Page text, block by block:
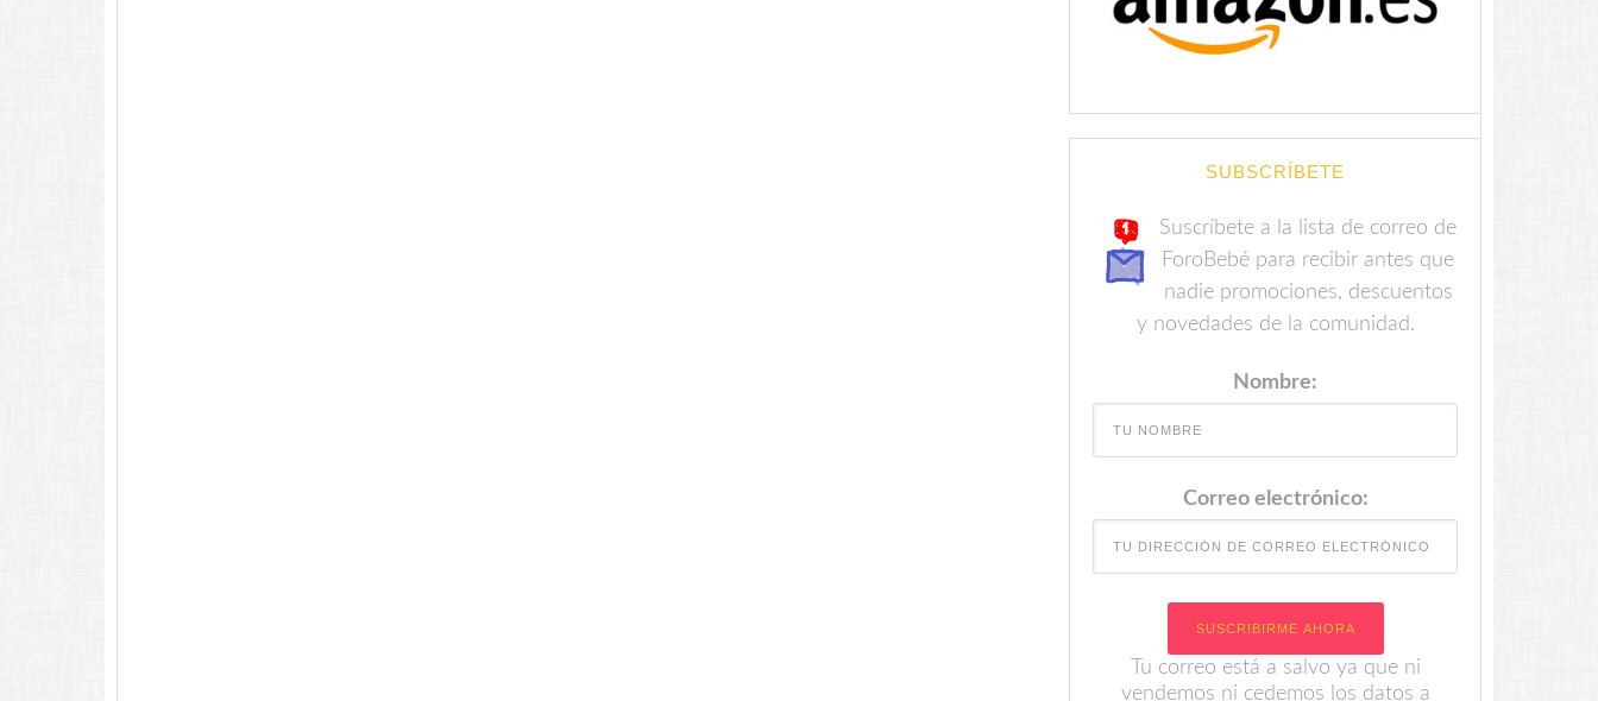
SUBSCRÍBETE
Suscríbete a la lista de correo de
ForoBebé para recibir antes que
nadie promociones, descuentos
y novedades de la comunidad.
Nombre:
Correo electrónico:
Tu correo está a salvo ya que ni
vendemos ni cedemos los datos a